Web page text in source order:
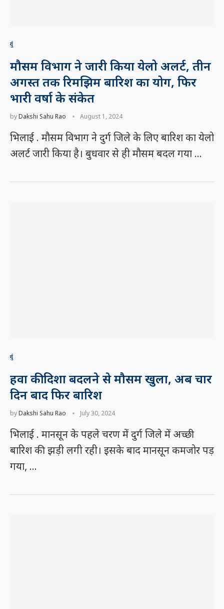
दुर्ग
मौसम विभाग ने जारी किया येलो अलर्ट, तीन
अगस्त तक रिमझिम बारिश का योग, फिर
भारी वर्षा के संकेत
byDakshi Sahu Rao August 1, 2024
भिलाई . मौसम विभाग ने दुर्ग जिले के लिए बारिश का येलो
अलर्ट जारी किया है। बुधवार से ही मौसम बदल गया …
दुर्ग
हवा की दिशा बदलने से मौसम खुला, अब चार
दिन बाद फिर बारिश
byDakshi Sahu Rao July 30, 2024
भिलाई . मानसून के पहले चरण में दुर्ग जिले में अच्छी
बारिश की झड़ी लगी रही। इसके बाद मानसून कमजोर पड़
गया, …